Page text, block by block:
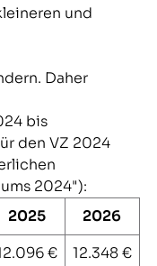
und
Daher
bis
den VZ 2024
2024"):
2025
2026
€
12.348 €